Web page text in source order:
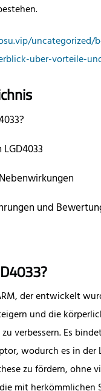
uncategorized/
uber-vorteile-
und
der entwickelt
und die
verbessern. Es
wodurch es in der
zu fördern, ohne